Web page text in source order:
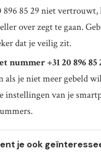
896 85 29 niet
over zegt te gaan.
dat je veilig zit.
nummer +31 20 896
als je niet meer gebeld
instellingen van je
je ook